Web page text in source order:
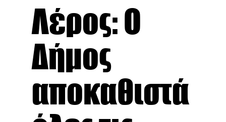
Λέρος: Ο
Δήμος
αποκαθιστά